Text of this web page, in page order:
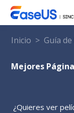
Inicio > Guía
Mejores
¿Quieres ver